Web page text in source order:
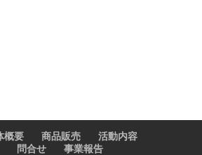
概要 商品販売
活動内容
問合せ 事業報告